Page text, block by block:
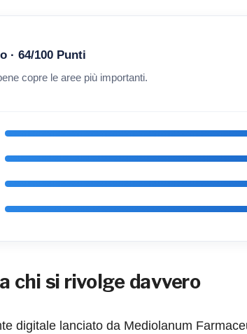
· 64/100 Punti
copre le aree più importanti.
a chi si rivolge davvero
digitale lanciato da Mediolanum